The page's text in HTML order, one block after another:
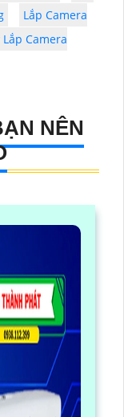
Lắp Camera
Lắp Camera
NÊN